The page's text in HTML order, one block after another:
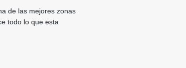
de las mejores zonas
todo lo que esta